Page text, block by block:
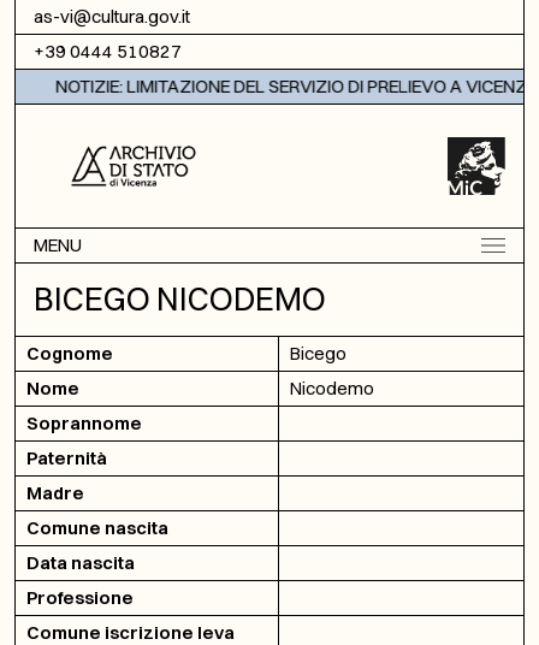
Vai al contenuto
as-vi@cultura.gov.it
+39 0444 510827
NOTIZIE: LIMITAZIONE DEL SERVIZIO DI PRELIEVO A VICENZA
MENU
BICEGO NICODEMO
Cognome
Bicego
Nome
Nicodemo
Soprannome
Paternità
Madre
Comune nascita
Data nascita
Professione
Comune iscrizione leva